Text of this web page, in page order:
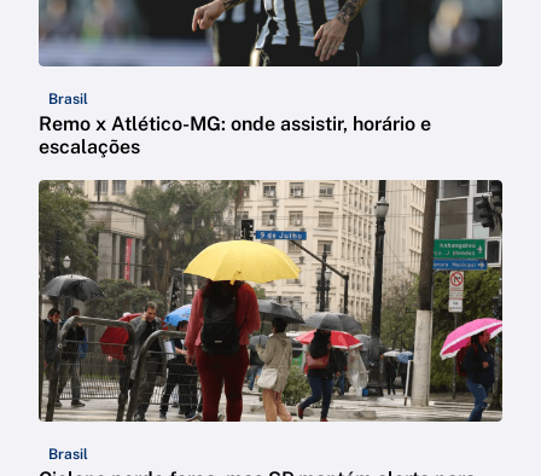
Brasil
Remo x Atlético-MG: onde assistir, horário e
escalações
Brasil